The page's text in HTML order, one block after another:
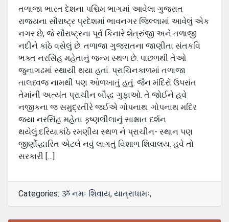
તળાજા ભારત દેશના પશ્ચિમ ભાગમાં આવેલા ગુજરાત
રાજ્યના સૌરાષ્ટ્ર પ્રદેશમાં ભાવનગર જિલ્લામાં આવેલું એક
નગર છે, જે સૌરાષ્ટ્રના પૂર્વ કિનારે શેત્રુંજી અને તળાજી
નદીને કાંઠે વસેલું છે. તળાજા ગુજરાતના જાણીતા સંતકવિ
ભક્ત નરસિંહ મહેતાનું જન્મ સ્થળ છે. પાછળથી તેઓ
જુનાગઢમાં સ્થાયી થયા હતાં. પ્રાચિનકાળમાં તળાજા
તાલધ્વજ નામથી પણ ઓળખાતું હતું. જૈન મંદિરો ઉપરાંત
તેમાંની અત્‍યંત પ્રાચીન બૌદ્ધ ગુફાઓ. તે જોઈને હવે
નજીકના જ સમુદ્રતીરે જઈએ ગોપનાથ. ગોપનાથ મદિર
જયા નરસિંહ મહેતા કૃષ્‍ણલીલાનું સાક્ષાત દર્શન
થયેલું.દરિયાકાંઠે રમણીય સ્‍થળ ને પ્રાચીન- સ્‍થાન પણ
જીર્ણોદ્ધારિત એટલે નવું લાગતું વિશાળ શિવાલય. હવે તો
સરકારી […]
Categories: ૐ નમઃ શિવાય, યાત્રાધામઃ,